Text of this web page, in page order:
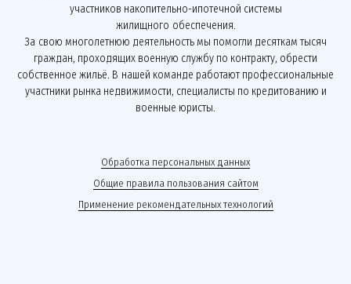
участников накопительно-ипотечной системы
жилищного обеспечения.
За свою многолетнюю деятельность мы помогли десяткам тысяч
граждан, проходящих военную службу по контракту, обрести
собственное жильё. В нашей команде работают профессиональные
участники рынка недвижимости, специалисты по кредитованию и
военные юристы.
Обработка персональных данных
Общие правила пользования сайтом
Применение рекомендательных технологий